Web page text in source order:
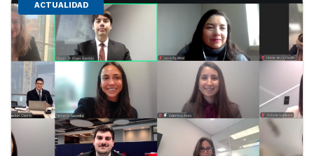
ACTUALIDAD